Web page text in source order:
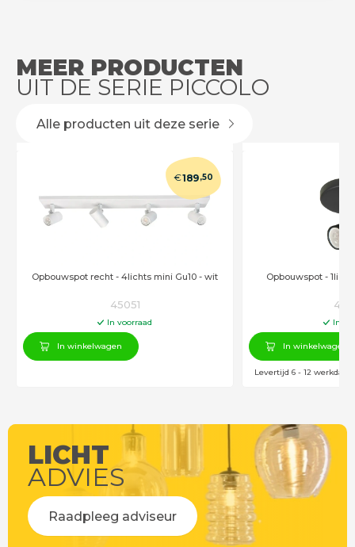
MEER PRODUCTEN
UIT DE SERIE PICCOLO
Alle producten uit deze serie
Opbouwspot recht - 4lichts mini Gu10 - wit
€189,50
45051
In voorraad
In winkelwagen
Opbouwspot -
In
In winkelwagen
Levertijd 6 - 12
LICHT
ADVIES
Raadpleeg adviseur